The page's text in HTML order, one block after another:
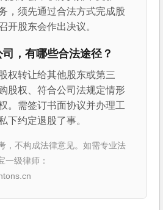
，须先通过合法方式完成股
开股东会作出决议。
，有哪些合法途径？
权转让给其他股东或第三
股权、符合公司法规定情形
。需签订书面协议并办理工
下约定退股了事。
，不构成法律意见。如需专业法
一级律师：